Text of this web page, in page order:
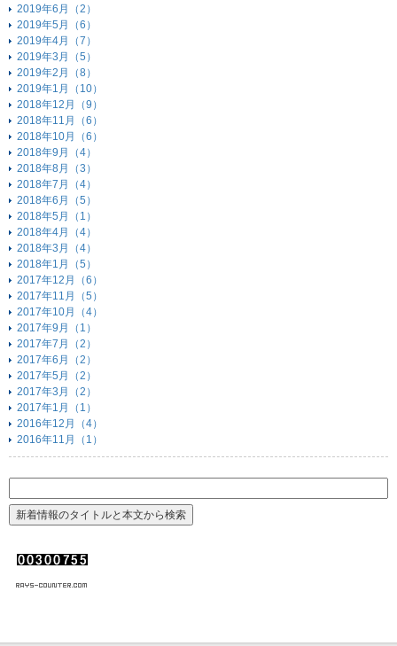
2019年6月（2）
2019年5月（6）
2019年4月（7）
2019年3月（5）
2019年2月（8）
2019年1月（10）
2018年12月（9）
2018年11月（6）
2018年10月（6）
2018年9月（4）
2018年8月（3）
2018年7月（4）
2018年6月（5）
2018年5月（1）
2018年4月（4）
2018年3月（4）
2018年1月（5）
2017年12月（6）
2017年11月（5）
2017年10月（4）
2017年9月（1）
2017年7月（2）
2017年6月（2）
2017年5月（2）
2017年3月（2）
2017年1月（1）
2016年12月（4）
2016年11月（1）